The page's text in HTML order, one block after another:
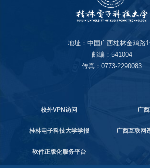
地址：中国广西桂林金鸡路
邮编：541004
传真：0773-2290083
校外VPN访问 广
桂林电子科技大学学报 广西互联网
软件正版化服务平台